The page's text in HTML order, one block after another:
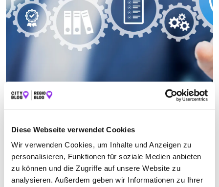
Diese Webseite verwendet Cookies
Wir verwenden Cookies, um Inhalte und Anzeigen zu
personalisieren, Funktionen für soziale Medien anbieten
zu können und die Zugriffe auf unsere Website zu
analysieren. Außerdem geben wir Informationen zu Ihrer
STADTVERWALTUNG IN SCHLITZ
Suchen nach
Finden